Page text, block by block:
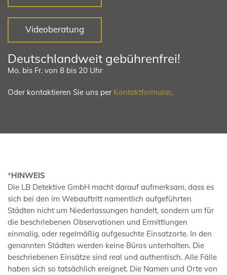
Videoberatung
Deutschlandweit gebührenfrei!
Mo. bis Fr. von 8 bis 20 Uhr
Oder kontaktieren Sie uns per Kontaktformular.
*HINWEIS
Die LB Detektive GmbH macht darauf aufmerksam, dass es
sich bei den im Webauftritt namentlich aufgeführten
Städten nicht um Niederlassungen handelt, sondern um für
die beschriebenen Observationen und Ermittlungen
einmalig, oder regelmäßig aufgesuchte Einsatzorte. In den
genannten Städten werden keine Büros unterhalten. Die
beschriebenen Einsätze sind real und authentisch. Alle Fälle
haben sich so tatsächlich ereignet. Die Namen und Orte von